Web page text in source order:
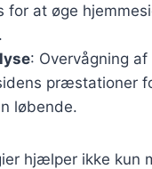
for at øge
: Overvågning af
præstationer
løbende.
hjælper ikke kun